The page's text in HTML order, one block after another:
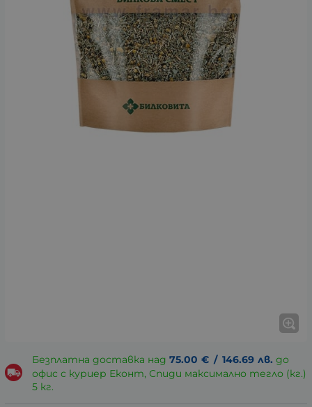
Безплатна доставка над 75.00 € / 146.69 лв. до
офис с куриер Еконт, Спиди максимално тегло (кг.)
5 кг.